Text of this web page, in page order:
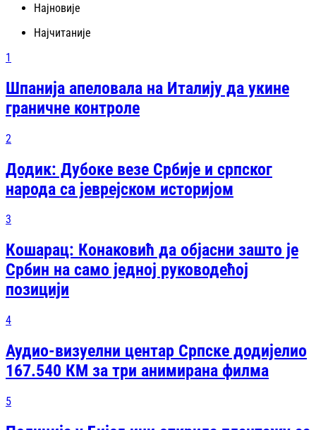
Најновије
Најчитаније
1
Шпанија апеловала на Италију да укине
граничне контроле
2
Додик: Дубоке везе Србије и српског
народа са јеврејском историјом
3
Кошарац: Конаковић да објасни зашто је
Србин на само једној руководећој
позицији
4
Аудио-визуелни центар Српске додијелио
167.540 КМ за три анимирана филма
5